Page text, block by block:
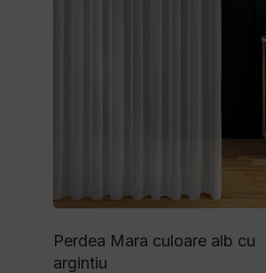
Perdea Mara culoare alb cu
argintiu